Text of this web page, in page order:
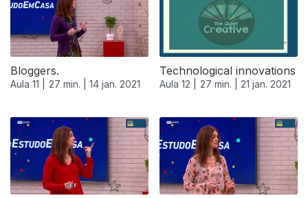
Bloggers.
Aula 11 | 27 min. | 14 jan. 2021
Technological innovations
Aula 12 | 27 min. | 21 jan. 2021